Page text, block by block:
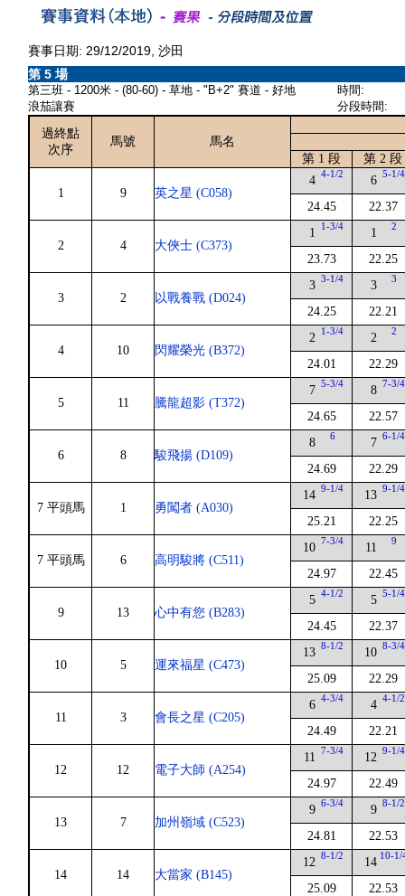
賽事日期: 29/12/2019, 沙田
第 5 場
第三班 - 1200米 - (80-60) - 草地 - "B+2" 賽道 - 好地
浪茄讓賽
時間:
分段時間:
過終點
次序
馬號
馬名
第 1 段
第 2 段
1 9 英之星 (C058)
4 4-1/2
24.45
6 5-1/4
22.37
2 4 大俠士 (C373)
1 1-3/4
23.73
1 2
22.25
3 2 以戰養戰 (D024)
3 3-1/4
24.25
3 3
22.21
4 10 閃耀榮光 (B372)
2 1-3/4
24.01
2 2
22.29
5 11 騰龍超影 (T372)
7 5-3/4
24.65
8 7-3/4
22.57
6 8 駿飛揚 (D109)
8 6
24.69
7 6-1/4
22.29
7 平頭馬 1 勇闖者 (A030)
14 9-1/4
25.21
13 9-1/4
22.25
7 平頭馬 6 高明駿將 (C511)
10 7-3/4
24.97
11 9
22.45
9 13 心中有您 (B283)
5 4-1/2
24.45
5 5-1/4
22.37
10 5 運來福星 (C473)
13 8-1/2
25.09
10 8-3/4
22.29
11 3 會長之星 (C205)
6 4-3/4
24.49
4 4-1/2
22.21
12 12 電子大師 (A254)
11 7-3/4
24.97
12 9-1/4
22.49
13 7 加州嶺域 (C523)
9 6-3/4
24.81
9 8-1/2
22.53
14 14 大當家 (B145)
12 8-1/2
25.09
14 10-1/
22.53